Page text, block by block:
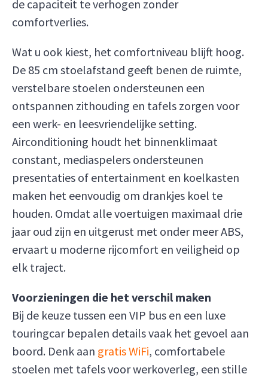
de capaciteit te verhogen zonder
comfortverlies.
Wat u ook kiest, het comfortniveau blijft hoog.
De 85 cm stoelafstand geeft benen de ruimte,
verstelbare stoelen ondersteunen een
ontspannen zithouding en tafels zorgen voor
een werk- en leesvriendelijke setting.
Airconditioning houdt het binnenklimaat
constant, mediaspelers ondersteunen
presentaties of entertainment en koelkasten
maken het eenvoudig om drankjes koel te
houden. Omdat alle voertuigen maximaal drie
jaar oud zijn en uitgerust met onder meer ABS,
ervaart u moderne rijcomfort en veiligheid op
elk traject.
Voorzieningen die het verschil maken
Bij de keuze tussen een VIP bus en een luxe
touringcar bepalen details vaak het gevoel aan
boord. Denk aan gratis WiFi, comfortabele
stoelen met tafels voor werkoverleg, een stille